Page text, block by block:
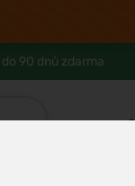
90 dnů zdarma